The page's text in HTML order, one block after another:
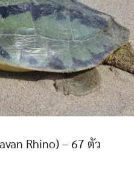
Rhino) – 67 ตัว